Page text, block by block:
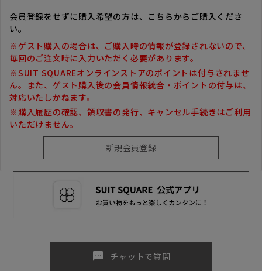
会員登録をせずに購入希望の方は、こちらからご購入くださ
い。
※ゲスト購入の場合は、ご購入時の情報が登録されないので、
毎回のご注文時に入力いただく必要があります。
※SUIT SQUAREオンラインストアのポイントは付与されませ
ん。また、ゲスト購入後の会員情報統合・ポイントの付与は、
対応いたしかねます。
※購入履歴の確認、領収書の発行、キャンセル手続きはご利用
いただけません。
sms チャットで質問